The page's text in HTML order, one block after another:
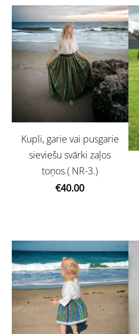
Kupli, garie vai pusgarie
sieviešu svārki zaļos
toņos.( NR-3.)
€40.00